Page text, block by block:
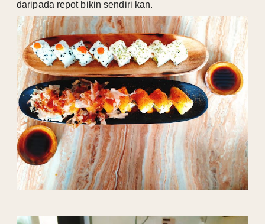
daripada repot bikin sendiri kan.